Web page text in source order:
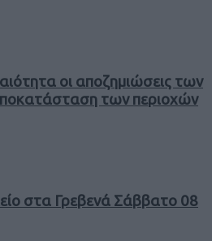
οι αποζημιώσεις των
των περιοχών
στα Γρεβενά Σάββατο 08